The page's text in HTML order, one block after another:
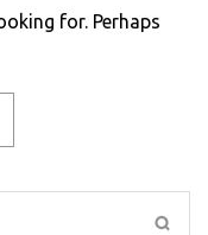
for. Perhaps